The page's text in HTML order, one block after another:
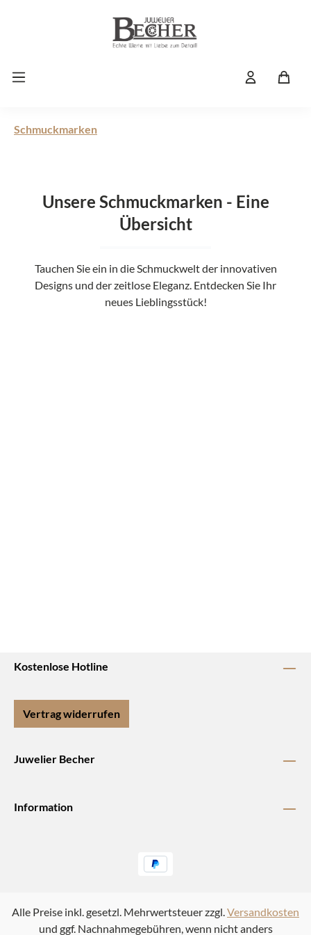
Zum Hauptinhalt springen
Schmuckmarken
Unsere Schmuckmarken - Eine
Übersicht
Tauchen Sie ein in die Schmuckwelt der innovativen
Designs und der zeitlose Eleganz. Entdecken Sie Ihr
neues Lieblingsstück!
Kostenlose Hotline
Vertrag widerrufen
Juwelier Becher
Information
Alle Preise inkl. gesetzl. Mehrwertsteuer zzgl.Versandkosten
und ggf. Nachnahmegebühren, wenn nicht anders